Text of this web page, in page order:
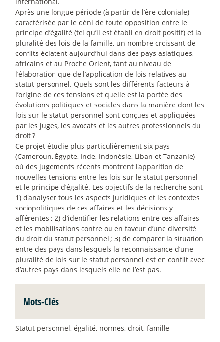
Après une longue période (à partir de l’ère coloniale)
caractérisée par le déni de toute opposition entre le
principe d’égalité (tel qu’il est établi en droit positif) et la
pluralité des lois de la famille, un nombre croissant de
conflits éclatent aujourd’hui dans des pays asiatiques,
africains et au Proche Orient, tant au niveau de
l’élaboration que de l’application de lois relatives au
statut personnel. Quels sont les différents facteurs à
l’origine de ces tensions et quelle est la portée des
évolutions politiques et sociales dans la manière dont les
lois sur le statut personnel sont conçues et appliquées
par les juges, les avocats et les autres professionnels du
droit?
Ce projet étudie plus particulièrement six pays
(Cameroun, Égypte, Inde, Indonésie, Liban et Tanzanie)
où des jugements récents montrent l’apparition de
nouvelles tensions entre les lois sur le statut personnel
et le principe d’égalité. Les objectifs de la recherche sont
1) d’analyser tous les aspects juridiques et les contextes
sociopolitiques de ces affaires et les décisions y
afférentes ; 2) d’identifier les relations entre ces affaires
et les mobilisations contre ou en faveur d’une diversité
du droit du statut personnel ; 3) de comparer la situation
entre des pays dans lesquels la reconnaissance d’une
pluralité de lois sur le statut personnel est en conflit avec
d’autres pays dans lesquels elle ne l’est pas.
Mots-Clés
Statut personnel, égalité, normes, droit, famille